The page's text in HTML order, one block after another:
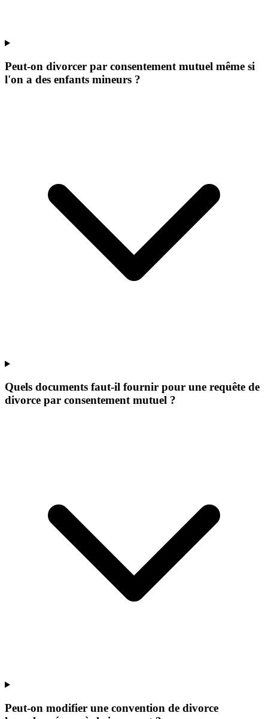
Peut-on divorcer par consentement mutuel même si
l'on a des enfants mineurs ?
Quels documents faut-il fournir pour une requête de
divorce par consentement mutuel ?
Peut-on modifier une convention de divorce